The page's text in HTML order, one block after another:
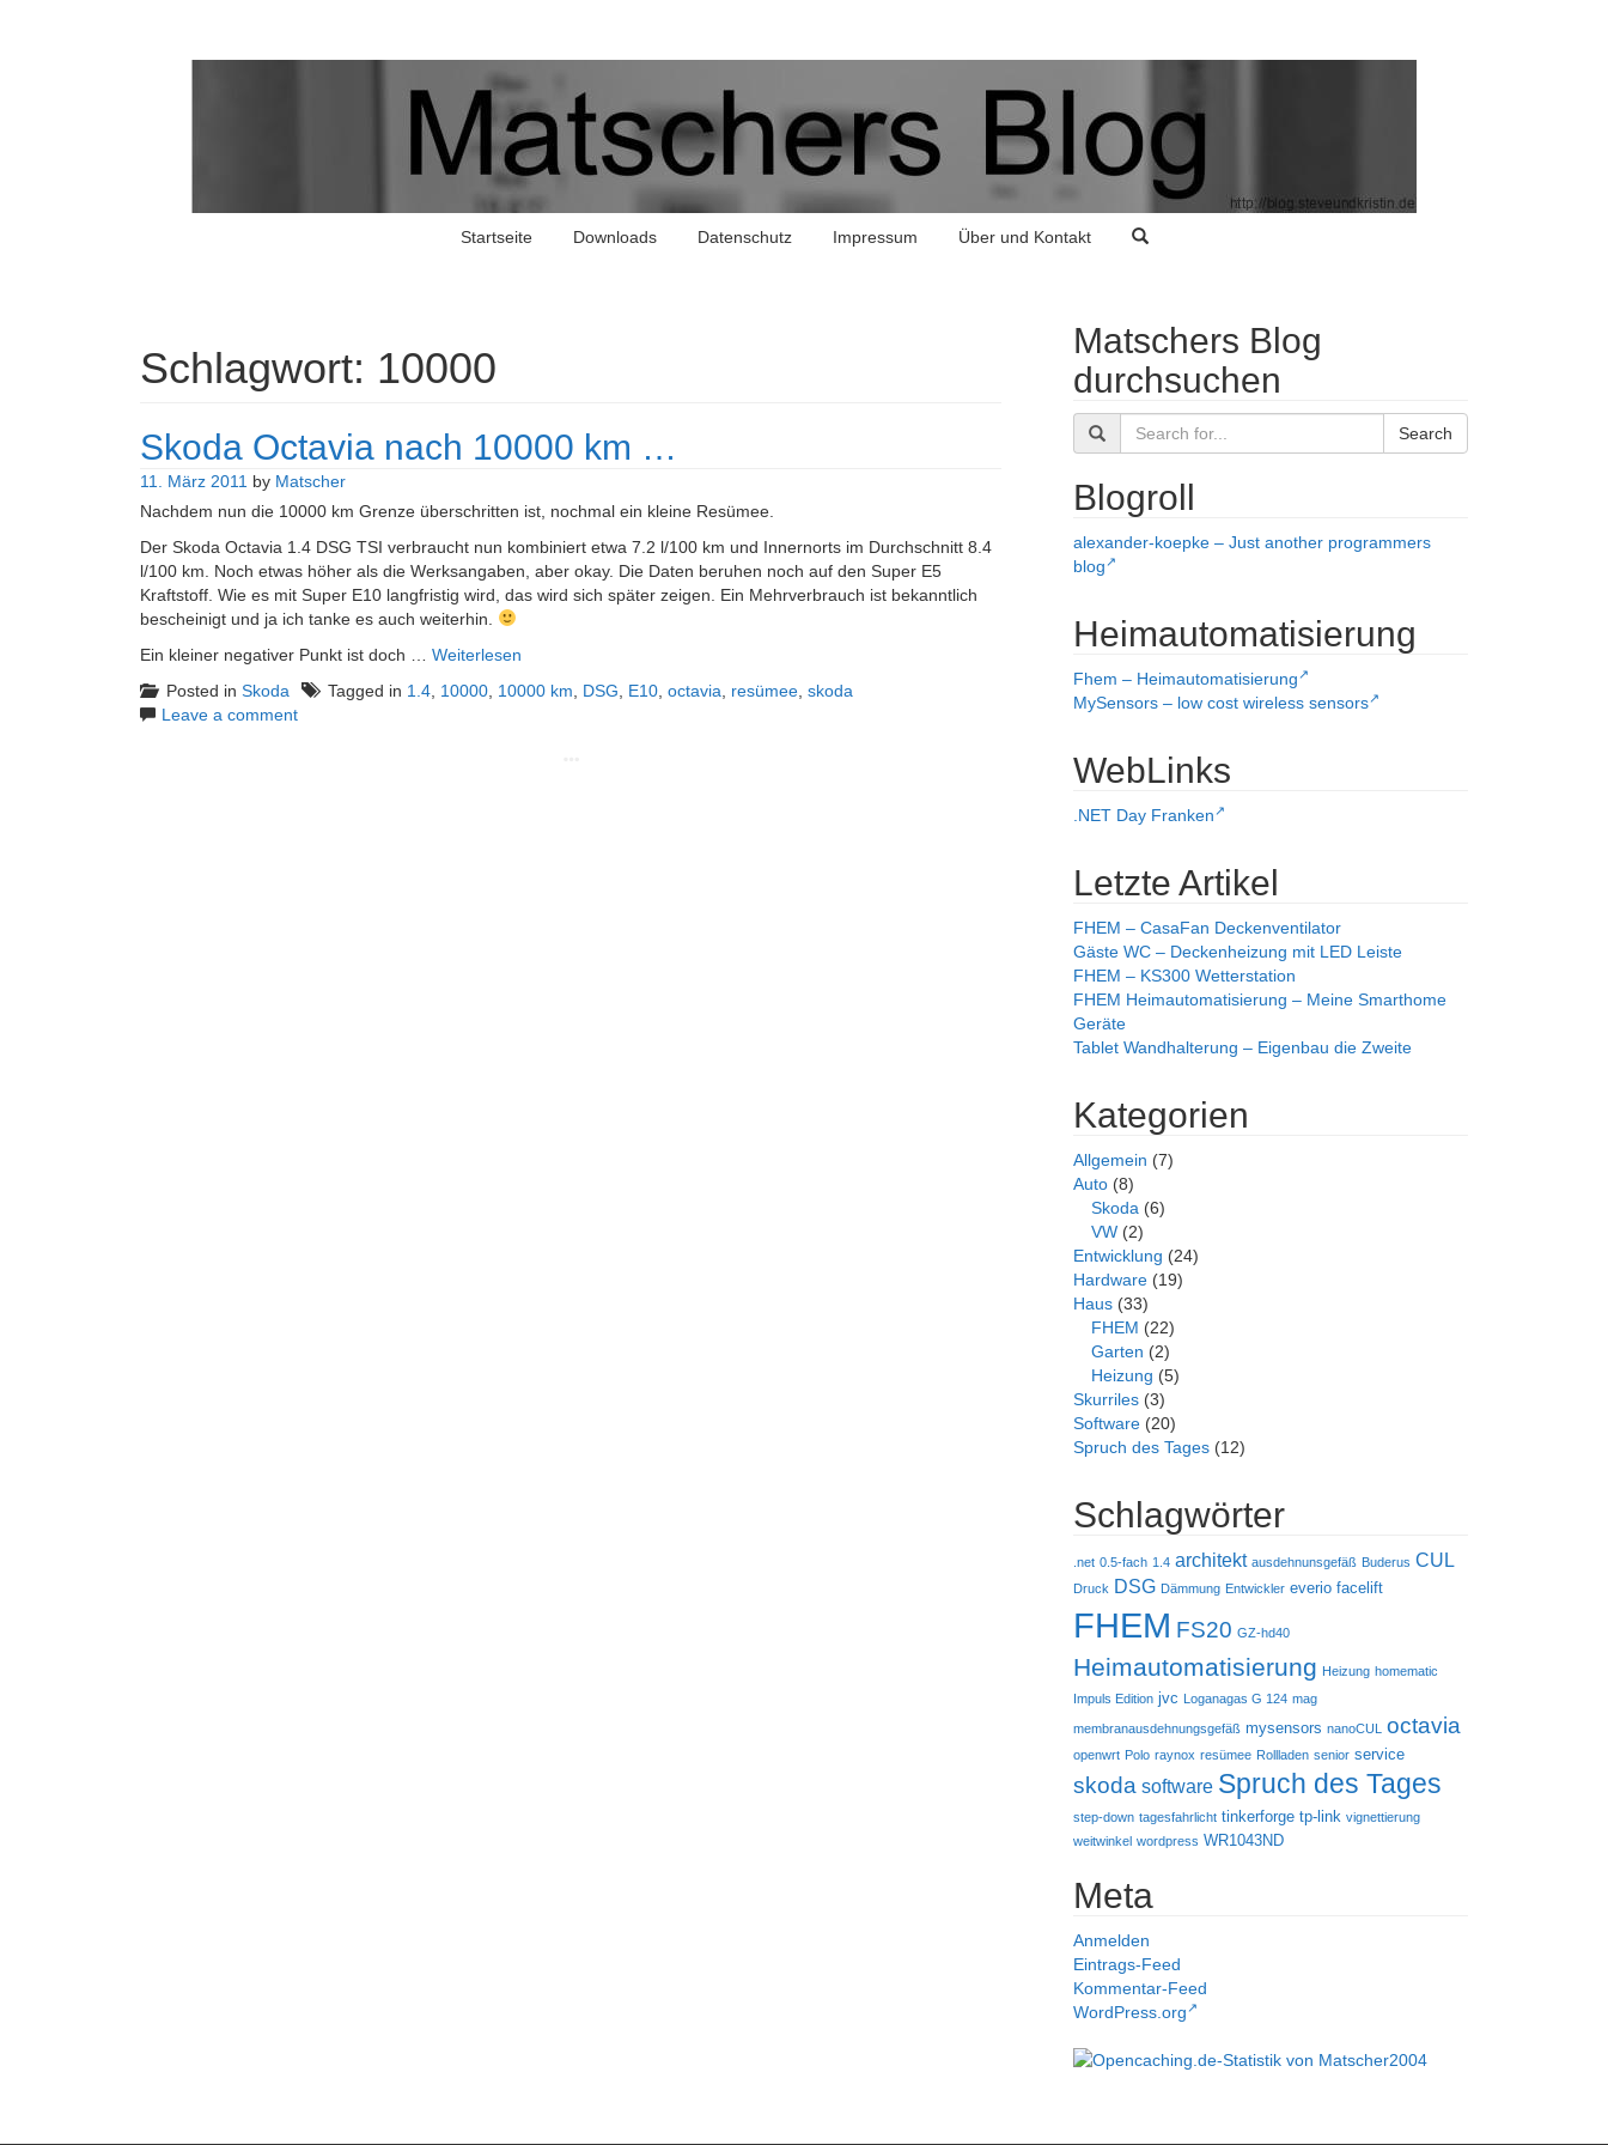
Matschers Blog
Startseite Downloads Datenschutz Impressum Über und Kontakt
Schlagwort: 10000
Skoda Octavia nach 10000 km …
11. März 2011 by Matscher
Nachdem nun die 10000 km Grenze überschritten ist, nochmal ein kleine Resümee.
Der Skoda Octavia 1.4 DSG TSI verbraucht nun kombiniert etwa 7.2 l/100 km und Innernorts im Durchschnitt 8.4
l/100 km. Noch etwas höher als die Werksangaben, aber okay. Die Daten beruhen noch auf den Super E5
Kraftstoff. Wie es mit Super E10 langfristig wird, das wird sich später zeigen. Ein Mehrverbrauch ist bekanntlich
bescheinigt und ja ich tanke es auch weiterhin.
Ein kleiner negativer Punkt ist doch … Weiterlesen
Posted in Skoda Tagged in 1.4 10000 10000 km DSG E10 octavia resümee skoda
Leave a comment
Matschers Blog
durchsuchen
Search
Blogroll
alexander-koepke – Just another programmers
blog
Heimautomatisierung
Fhem – Heimautomatisierung
MySensors – low cost wireless sensors
WebLinks
.NET Day Franken
Letzte Artikel
FHEM – CasaFan Deckenventilator
Gäste WC – Deckenheizung mit LED Leiste
FHEM – KS300 Wetterstation
FHEM Heimautomatisierung – Meine Smarthome
Geräte
Tablet Wandhalterung – Eigenbau die Zweite
Kategorien
Allgemein (7)
Auto (8)
Skoda (6)
VW (2)
Entwicklung (24)
Hardware (19)
Haus (33)
FHEM (22)
Garten (2)
Heizung (5)
Skurriles (3)
Software (20)
Spruch des Tages (12)
Schlagwörter
.net 0.5-fach 1.4 architekt ausdehnunsgefäß Buderus CUL
Druck DSG Dämmung Entwickler everio facelift
FHEM FS20 GZ-hd40
Heimautomatisierung Heizung homematic
Impuls Edition jvc Loganagas G 124 mag
membranausdehnungsgefäß mysensors nanoCUL octavia
openwrt Polo raynox resümee Rollladen senior service
skoda software Spruch des Tages
step-down tagesfahrlicht tinkerforge tp-link vignettierung
weitwinkel wordpress WR1043ND
Meta
Anmelden
Eintrags-Feed
Kommentar-Feed
WordPress.org